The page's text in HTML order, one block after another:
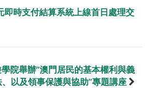
即時支付結算系統上線首日處理交
院舉辦”澳門居民的基本權利與義
以及領事保護與協助”專題講座